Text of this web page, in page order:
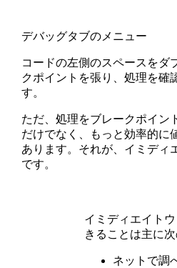
デバッグタブのメニュー
コードの左側のスペースをダ
クポイントを張り、処理を確
す。
ただ、処理をブレークポイン
だけでなく、もっと効率的に
あります。それが、イミディ
です。
イミディエイト
きることは主に次
ネットで調